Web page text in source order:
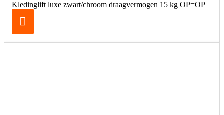
Kledinglift luxe zwart/chroom draagvermogen 15 kg OP=OP